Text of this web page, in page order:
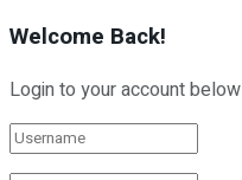
Welcome Back!
Login to your account below